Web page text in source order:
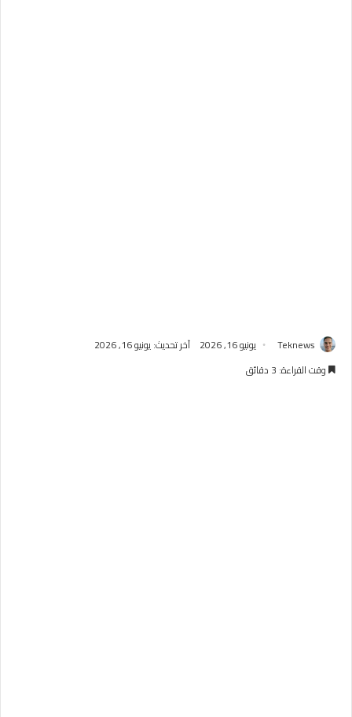
Teknews يونيو 16, 2026
آخر تحديث: يونيو 16, 2026
وقت القراءة: 3 دقائق